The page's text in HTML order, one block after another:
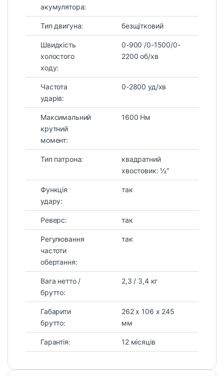
акумулятора:
Тип двигуна: безщітковий
Швидкість
холостого
ходу:
0-900 /0-1500/0-
2200 об/хв
Частота
ударів:
0-2800 уд/хв
Максимальний
крутний
момент:
1600 Нм
Тип патрона:
квадратний
хвостовик: ½″
Функція
удару:
так
Реверс: так
Регулювання
частоти
обертання:
так
Вага нетто /
брутто:
2,3 / 3,4 кг
Габарити
брутто:
262 х 106 х 245
мм
Гарантія: 12 місяців